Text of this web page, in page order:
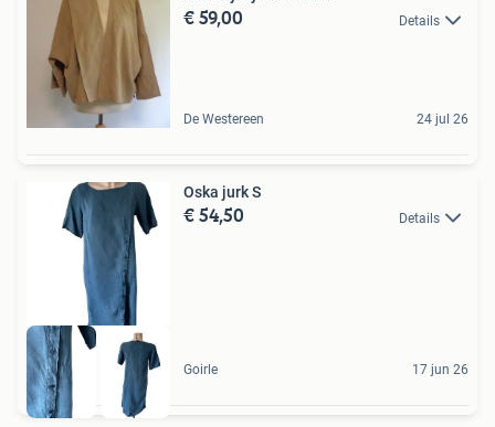
€ 59,00 Details
De Westereen 24 jul 26
Oska jurk S
€ 54,50 Details
Goirle 17 jun 26